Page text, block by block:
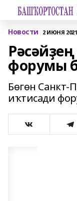
Новости 2 ИЮНЯ
форумы
Бөгөн Санкт-
иҡтисади